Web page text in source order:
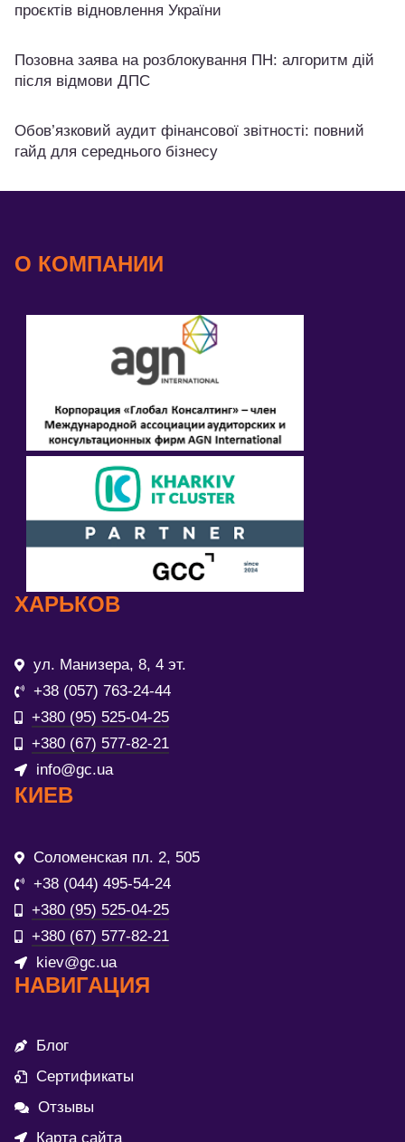
проєктів відновлення України
Позовна заява на розблокування ПН: алгоритм дій
після відмови ДПС
Обов’язковий аудит фінансової звітності: повний
гайд для середнього бізнесу
О КОМПАНИИ
ХАРЬКОВ
ул. Манизера, 8, 4 эт.
+38 (057) 763-24-44
+380 (95) 525-04-25
+380 (67) 577-82-21
info@gc.ua
КИЕВ
Соломенская пл. 2, 505
+38 (044) 495-54-24
+380 (95) 525-04-25
+380 (67) 577-82-21
kiev@gc.ua
НАВИГАЦИЯ
Блог
Сертификаты
Отзывы
Карта сайта